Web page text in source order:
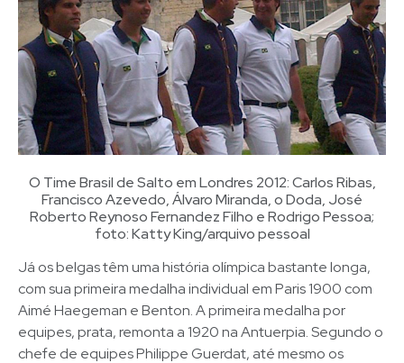
O Time Brasil de Salto em Londres 2012: Carlos Ribas,
Francisco Azevedo, Álvaro Miranda, o Doda, José
Roberto Reynoso Fernandez Filho e Rodrigo Pessoa;
foto: Katty King/arquivo pessoal
Já os belgas têm uma história olímpica bastante longa,
com sua primeira medalha individual em Paris 1900 com
Aimé Haegeman e Benton. A primeira medalha por
equipes, prata, remonta a 1920 na Antuerpia. Segundo o
chefe de equipes Philippe Guerdat, até mesmo os